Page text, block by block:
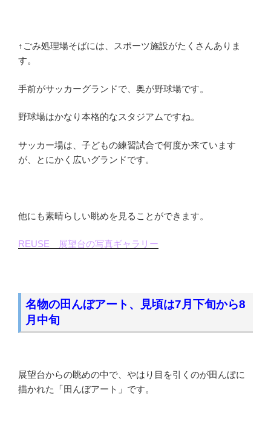
↑ごみ処理場そばには、スポーツ施設がたくさんありま
す。
手前がサッカーグランドで、奥が野球場です。
野球場はかなり本格的なスタジアムですね。
サッカー場は、子どもの練習試合で何度か来ています
が、とにかく広いグランドです。
他にも素晴らしい眺めを見ることができます。
REUSE 展望台の写真ギャラリー
名物の田んぼアート、見頃は7月下旬から8
月中旬
展望台からの眺めの中で、やはり目を引くのが田んぼに
描かれた「田んぼアート」です。